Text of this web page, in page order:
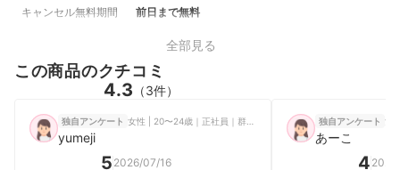
キャンセル無料期間 前日まで無料
全部見る
この商品のクチコミ
4.3 （3件）
独自アンケート
yumeji
5 2026/07/16
独自アンケート 女
あーこ
4